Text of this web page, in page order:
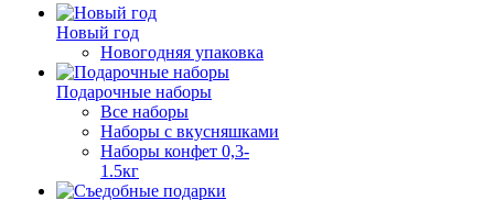
Новый год
Новогодняя упаковка
Подарочные наборы
Все наборы
Наборы с вкусняшками
Наборы конфет 0,3-
1.5кг